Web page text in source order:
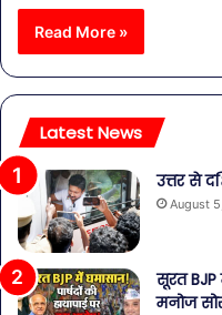
Read More »
Latest News
उत्तर से
August
सूरत BJP
मनोज